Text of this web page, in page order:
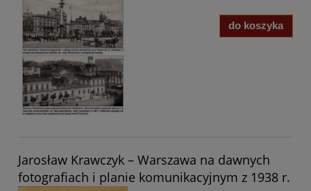
do koszyka
Jarosław Krawczyk – Warszawa na dawnych
fotografiach i planie komunikacyjnym z 1938 r.